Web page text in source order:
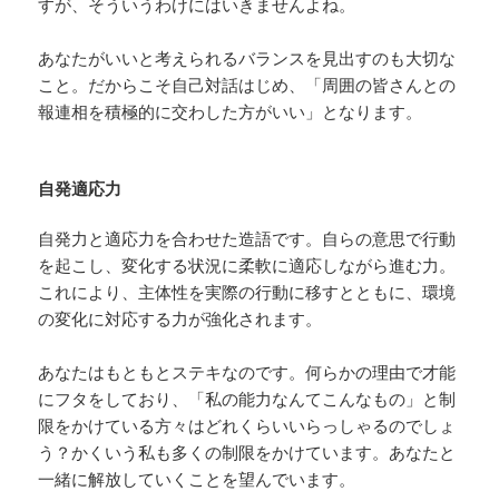
あなたがいいと考えられるバランスを見出すのも大切な
こと。だからこそ自己対話はじめ、「周囲の皆さんとの
報連相を積極的に交わした方がいい」となります。
自発適応力
自発力と適応力を合わせた造語です。自らの意思で行動
を起こし、変化する状況に柔軟に適応しながら進む力。
これにより、主体性を実際の行動に移すとともに、環境
の変化に対応する力が強化されます。
あなたはもともとステキなのです。何らかの理由で才能
にフタをしており、「私の能力なんてこんなもの」と制
限をかけている方々はどれくらいいらっしゃるのでしょ
う？かくいう私も多くの制限をかけています。あなたと
一緒に解放していくことを望んでいます。